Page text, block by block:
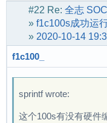
#22 Re: 全志 SOC
» f1c100s成功运
» 2020-10-14
f1c100_
sprintf wrote:
这个100s有没有硬件